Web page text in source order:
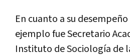
En cuanto asu desempeño
ejemplofueSecretario
Instituto deSociología de